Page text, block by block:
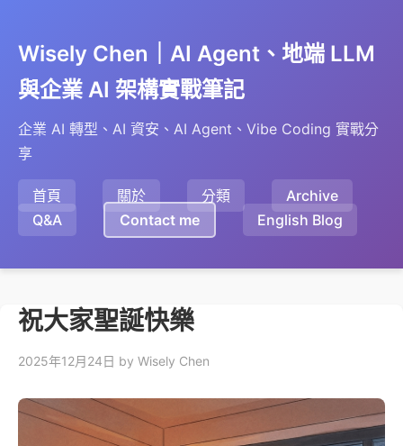
Wisely Chen｜AI Agent、地端 LLM
與企業 AI 架構實戰筆記
企業 AI 轉型、AI 資安、AI Agent、Vibe Coding 實戰分
享
首頁 關於 分類
Archive
Q&A
Contact me English Blog
祝大家聖誕快樂
2025年12月24日 by Wisely Chen